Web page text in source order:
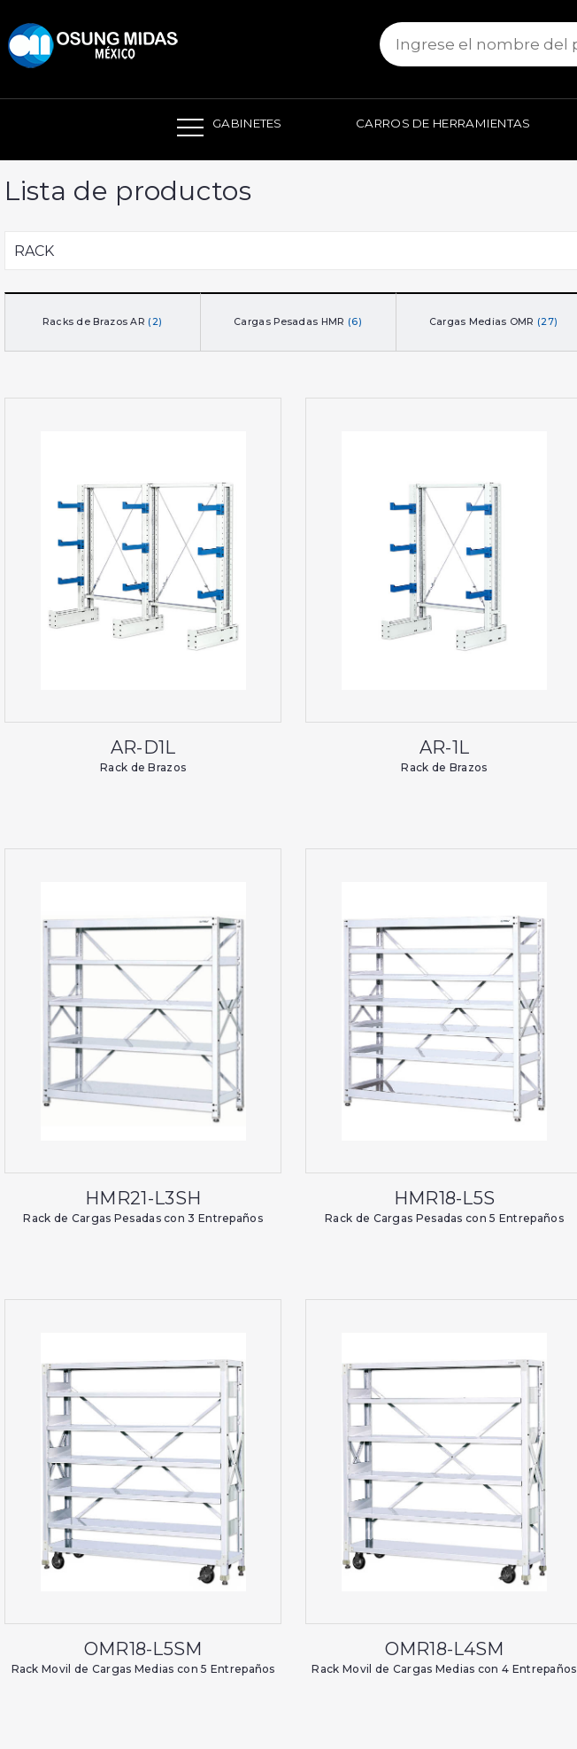
GABINETES CARROS DE HERRAMIENTAS
Lista de productos
RACK
Racks de Brazos AR (2) Cargas Pesadas HMR (6) Cargas Medias OMR (27)
AR-D1L
Rack de Brazos
AR-1L
Rack de Brazos
HMR21-L3SH
Rack de Cargas Pesadas con 3 Entrepaños
HMR18-L5S
Rack de Cargas Pesadas con 5 Entrepaños
OMR18-L5SM
Rack Movil de Cargas Medias con 5 Entrepaños
OMR18-L4SM
Rack Movil de Cargas Medias con 4 Entrepaños